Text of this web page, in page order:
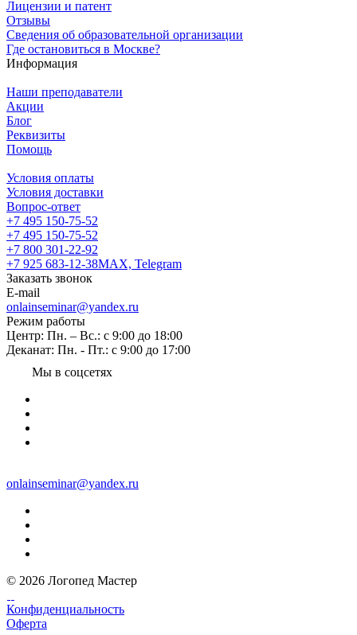
Лицензии и патент
Отзывы
Сведения об образовательной организации
Где остановиться в Москве?
Информация
Наши преподаватели
Акции
Блог
Реквизиты
Помощь
Условия оплаты
Условия доставки
Вопрос-ответ
+7 495 150-75-52
+7 495 150-75-52
+7 800 301-22-92
+7 925 683-12-38MAX, Telegram
Заказать звонок
E-mail
onlainseminar@yandex.ru
Режим работы
Центр: Пн. – Вс.: с 9:00 до 18:00
Деканат: Пн. - Пт.: с 9:00 до 17:00
Мы в соцсетях
onlainseminar@yandex.ru
© 2026 Логопед Мастер
Конфиденциальность
Оферта